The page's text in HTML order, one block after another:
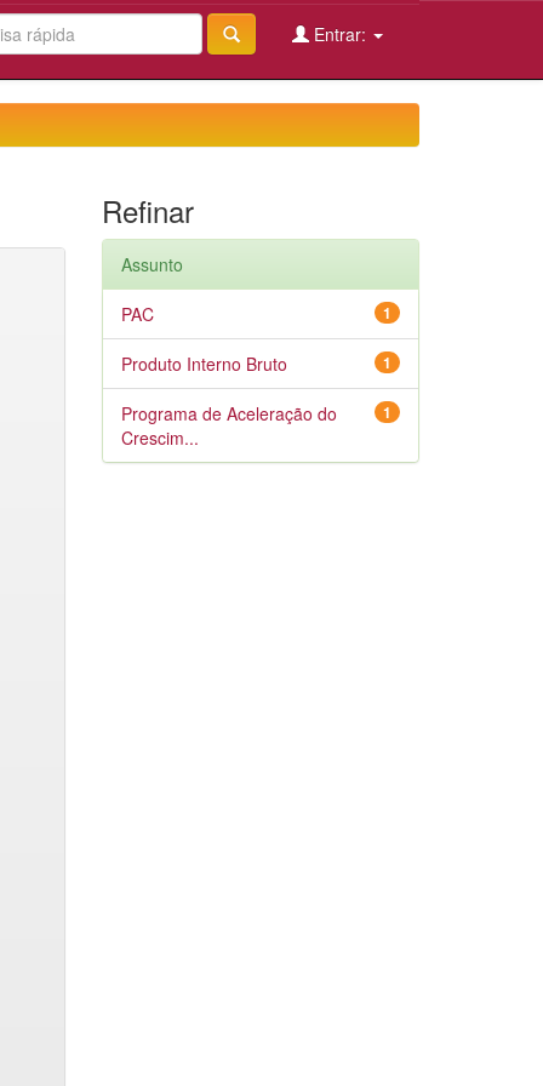
Entrar:
Refinar
Assunto
1
PAC
1
Produto Interno Bruto
1
Programa de Aceleração do
Crescim...